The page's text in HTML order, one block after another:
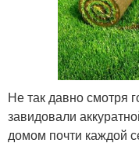
Не так давно смотря
завидовали
домом почти каждой